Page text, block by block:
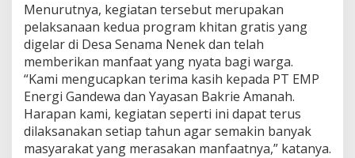
e
r
m
a
M
a
n
f
a
Menurutnya, kegiatan tersebut merupakan
pelaksanaan kedua program khitan gratis yang
digelar di Desa Senama Nenek dan telah
memberikan manfaat yang nyata bagi warga.
“Kami mengucapkan terima kasih kepada PT EMP
Energi Gandewa dan Yayasan Bakrie Amanah.
Harapan kami, kegiatan seperti ini dapat terus
dilaksanakan setiap tahun agar semakin banyak
masyarakat yang merasakan manfaatnya,” katanya.